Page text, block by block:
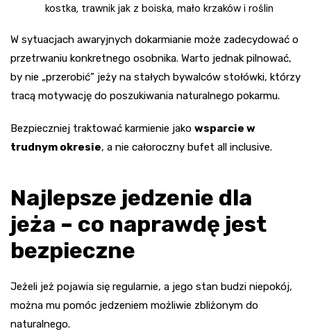
kostka, trawnik jak z boiska, mało krzaków i roślin
W sytuacjach awaryjnych dokarmianie może zadecydować o
przetrwaniu konkretnego osobnika. Warto jednak pilnować,
by nie „przerobić” jeży na stałych bywalców stołówki, którzy
tracą motywację do poszukiwania naturalnego pokarmu.
Bezpieczniej traktować karmienie jako wsparcie w
trudnym okresie, a nie całoroczny bufet all inclusive.
Najlepsze jedzenie dla
jeża – co naprawdę jest
bezpieczne
Jeżeli jeż pojawia się regularnie, a jego stan budzi niepokój,
można mu pomóc jedzeniem możliwie zbliżonym do
naturalnego.